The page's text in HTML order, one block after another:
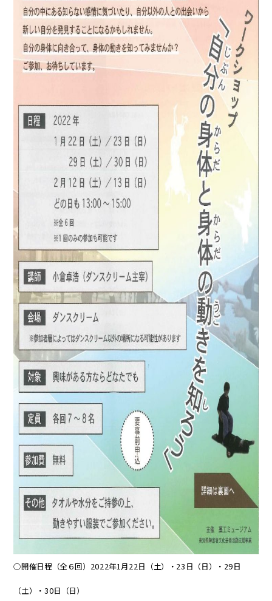
○開催日程（全６回）2022年1月22日（土）・23日（日）・29日
（土）・30日（日）